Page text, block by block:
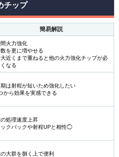
チップ
簡易解説
間火力強化
数を更に増やせる
大近くまで重ねると他の火力強化チップが必
なる
期は射程が短いため強化したい
から効果を実感できる
の処理速度上昇
ックバックや射程UPと相性◯
の大群を捌く上で便利